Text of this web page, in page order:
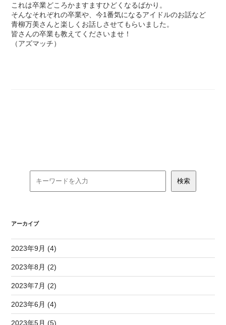
これは卒業どころかますますひどくなるばかり。
そんなそれぞれの卒業や、今1番気になるアイドルのお話など
青柳万美さんと楽しくお話しさせてもらいました。
皆さんの卒業も教えてくださいませ！
（アズマッチ）
アーカイブ
2023年9月 (4)
2023年8月 (2)
2023年7月 (2)
2023年6月 (4)
2023年5月 (5)